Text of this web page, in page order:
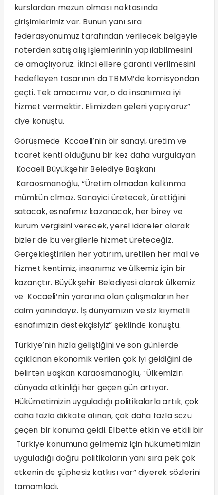
kurslardan mezun olması noktasında
girişimlerimiz var. Bunun yanı sıra
federasyonumuz tarafından verilecek belgeyle
noterden satış alış işlemlerinin yapılabilmesini
de amaçlıyoruz. İkinci ellere garanti verilmesini
hedefleyen tasarının da TBMM’de komisyondan
geçti. Tek amacımız var, o da insanımıza iyi
hizmet vermektir. Elimizden geleni yapıyoruz”
diye konuştu.
Görüşmede Kocaeli’nin bir sanayi, üretim ve
ticaret kenti olduğunu bir kez daha vurgulayan
Kocaeli Büyükşehir Belediye Başkanı
Karaosmanoğlu, “Üretim olmadan kalkınma
mümkün olmaz. Sanayici üretecek, ürettiğini
satacak, esnafımız kazanacak, her birey ve
kurum vergisini verecek, yerel idareler olarak
bizler de bu vergilerle hizmet üreteceğiz.
Gerçekleştirilen her yatırım, üretilen her mal ve
hizmet kentimiz, insanımız ve ülkemiz için bir
kazançtır. Büyükşehir Belediyesi olarak ülkemiz
ve Kocaeli’nin yararına olan çalışmaların her
daim yanındayız. İş dünyamızın ve siz kıymetli
esnafımızın destekçisiyiz” şeklinde konuştu.
Türkiye’nin hızla geliştiğini ve son günlerde
açıklanan ekonomik verilen çok iyi geldiğini de
belirten Başkan Karaosmanoğlu, “Ülkemizin
dünyada etkinliği her geçen gün artıyor.
Hükümetimizin uyguladığı politikalarla artık, çok
daha fazla dikkate alınan, çok daha fazla sözü
geçen bir konuma geldi. Elbette etkin ve etkili bir
Türkiye konumuna gelmemiz için hükümetimizin
uyguladığı doğru politikaların yanı sıra pek çok
etkenin de şüphesiz katkısı var” diyerek sözlerini
tamamladı.